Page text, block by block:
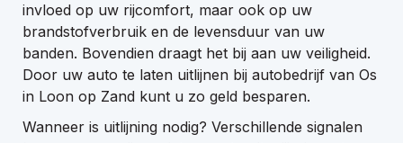
invloed op uw rijcomfort, maar ook op uw
brandstofverbruik en de levensduur van uw
banden. Bovendien draagt het bij aan uw veiligheid.
Door uw auto te laten uitlijnen bij autobedrijf van Os
in Loon op Zand kunt u zo geld besparen.
Wanneer is uitlijning nodig? Verschillende signalen